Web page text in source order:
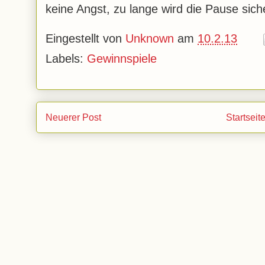
keine Angst, zu lange wird die Pause
Eingestellt von Unknown am 10.2.13
Labels: Gewinnspiele
Neuerer Post Startseite